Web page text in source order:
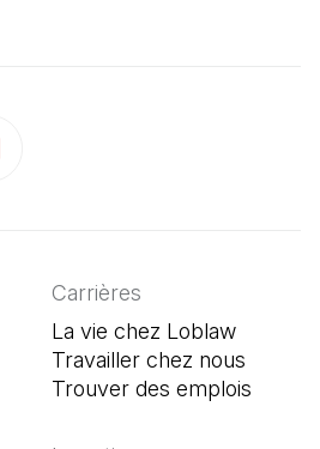
Carrières
La vie chez Loblaw
Travailler chez nous
Trouver des emplois